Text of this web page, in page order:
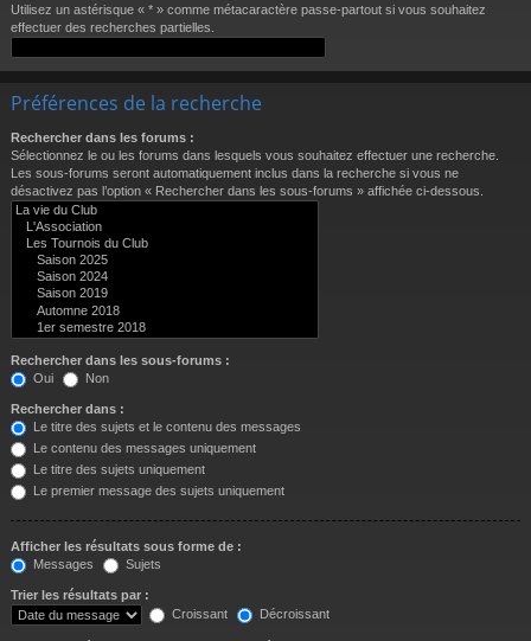
Utilisez un astérisque « * » comme métacaractère passe-partout si vous souhaitez
effectuer des recherches partielles.
Préférences de la recherche
Rechercher dans les forums :
Sélectionnez le ou les forums dans lesquels vous souhaitez effectuer une recherche.
Les sous-forums seront automatiquement inclus dans la recherche si vous ne
désactivez pas l’option « Rechercher dans les sous-forums » affichée ci-dessous.
Rechercher dans les sous-forums :
Oui
Non
Rechercher dans :
Le titre des sujets et le contenu des messages
Le contenu des messages uniquement
Le titre des sujets uniquement
Le premier message des sujets uniquement
Afficher les résultats sous forme de :
Messages
Sujets
Trier les résultats par :
Croissant
Décroissant